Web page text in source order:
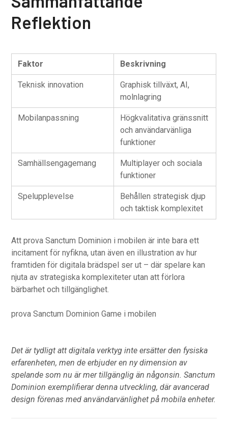
Reflektion
Faktor Beskrivning
Teknisk innovation
Graphisk tillväxt, AI,
molnlagring
Mobilanpassning
Högkvalitativa gränssnitt
och användarvänliga
funktioner
Samhällsengagemang
Multiplayer och sociala
funktioner
Spelupplevelse
Behållen strategisk djup
och taktisk komplexitet
Att prova Sanctum Dominion i mobilen är inte bara ett
incitament för nyfikna, utan även en illustration av hur
framtiden för digitala brädspel ser ut – där spelare kan
njuta av strategiska komplexiteter utan att förlora
bärbarhet och tillgänglighet.
prova Sanctum Dominion Game i mobilen
Det är tydligt att digitala verktyg inte ersätter den fysiska
erfarenheten, men de erbjuder en ny dimension av
spelande som nu är mer tillgänglig än någonsin. Sanctum
Dominion exemplifierar denna utveckling, där avancerad
design förenas med användarvänlighet på mobila enheter.